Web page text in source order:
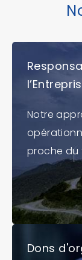
Notre
proche du
Dons